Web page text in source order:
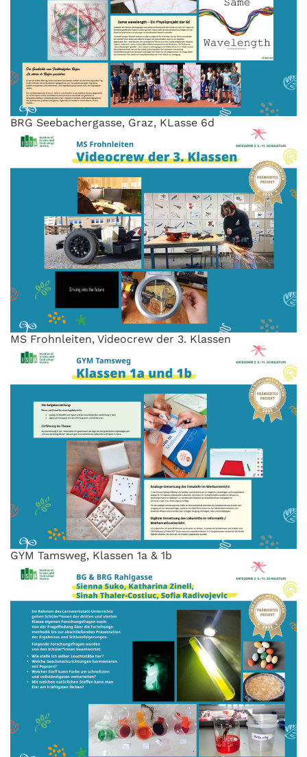
BRG Seebachergasse, Graz, KLasse 6d
MS Frohnleiten, Videocrew der 3. Klassen
GYM Tamsweg, Klassen 1a & 1b